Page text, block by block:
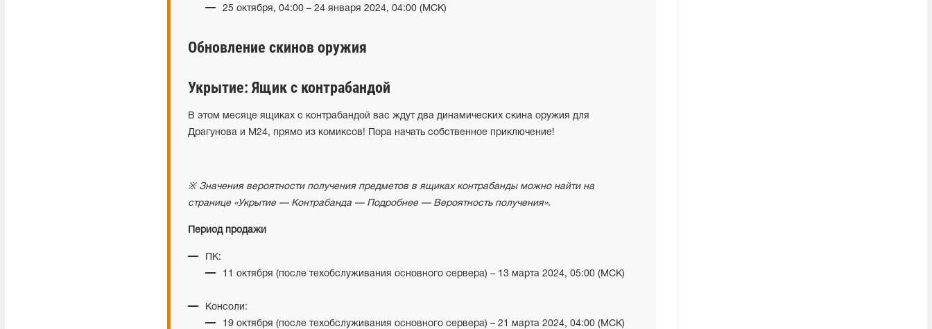
25 октября, 04:00 – 24 января 2024, 04:00 (МСК)
Обновление скинов оружия
Укрытие: Ящик с контрабандой
В этом месяце ящиках с контрабандой вас ждут два динамических скина оружия для
Драгунова и М24, прямо из комиксов! Пора начать собственное приключение!
※ Значения вероятности получения предметов в ящиках контрабанды можно найти на
странице «Укрытие — Контрабанда — Подробнее — Вероятность получения».
Период продажи
ПК:
11 октября (после техобслуживания основного сервера) – 13 марта 2024, 05:00 (МСК)
Консоли:
19 октября (после техобслуживания основного сервера) – 21 марта 2024, 04:00 (МСК)